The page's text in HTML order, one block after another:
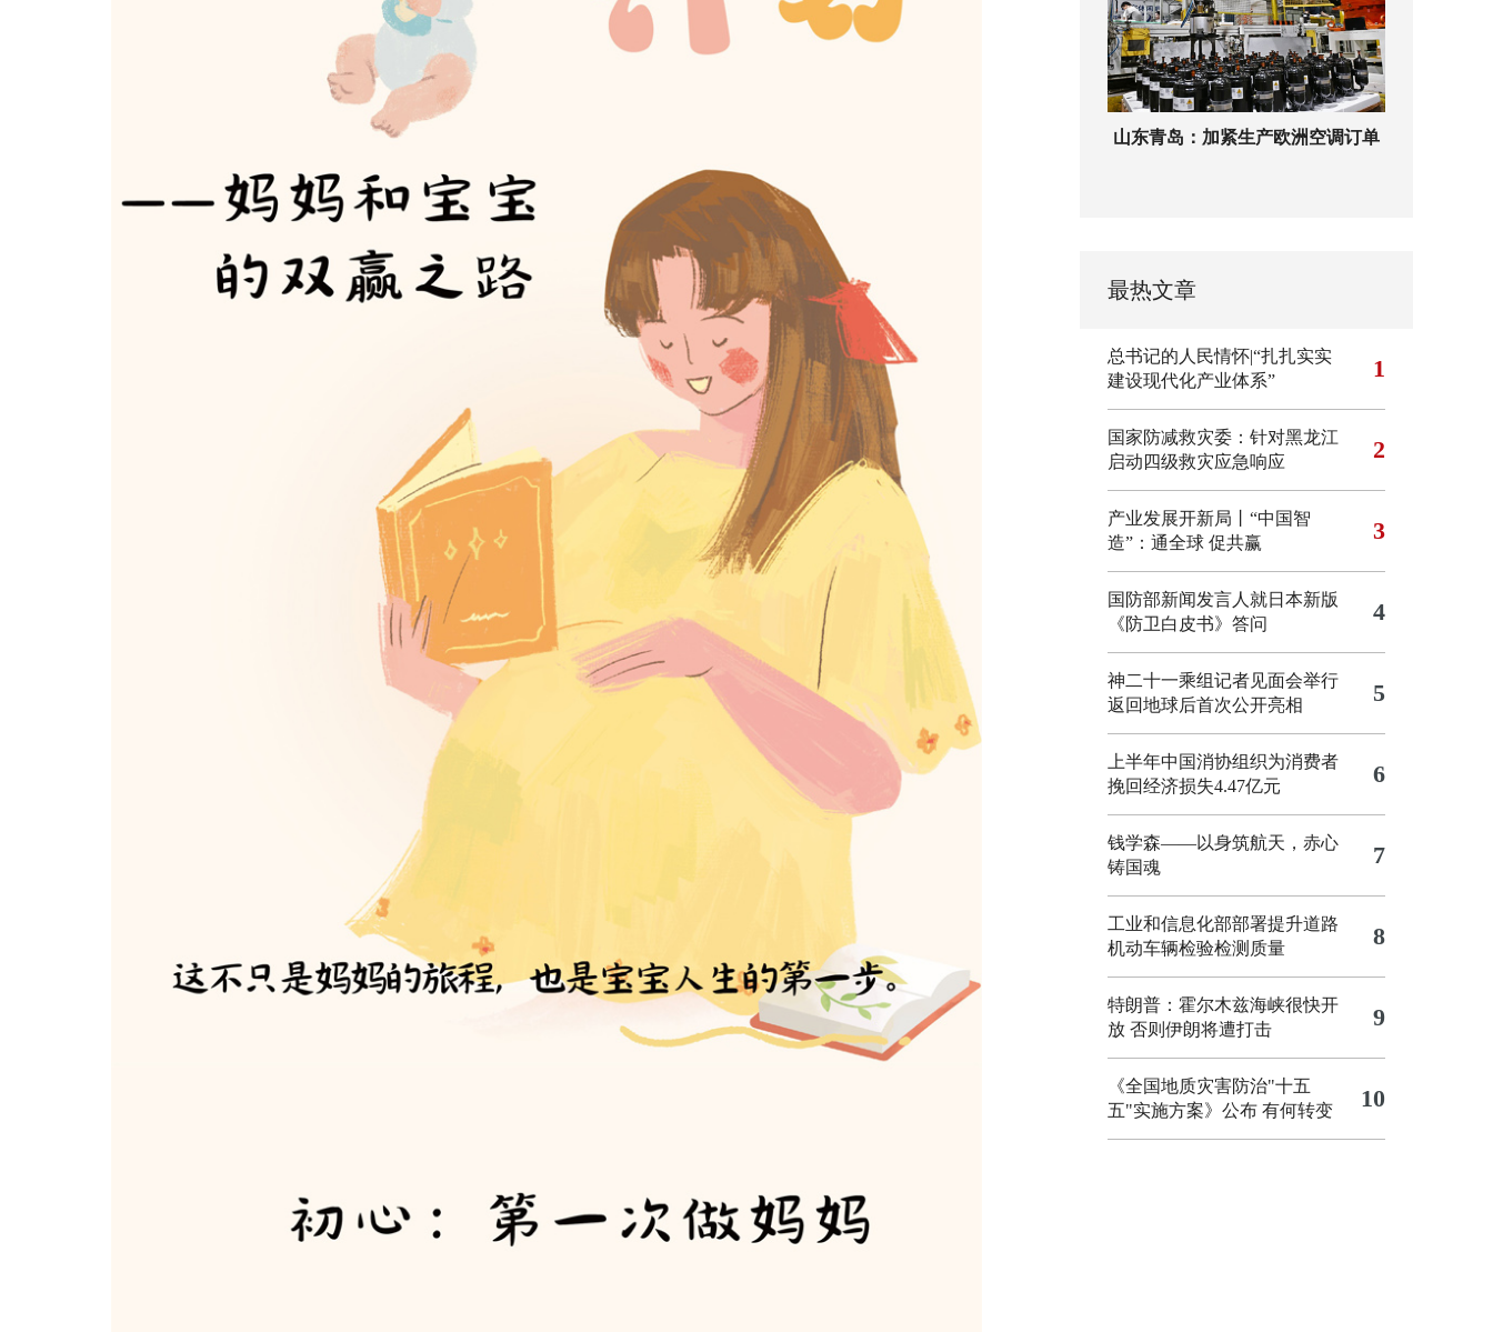
山东青岛：加紧生产欧洲空调订单
最热文章
总书记的人民情怀|“扎扎实实
建设现代化产业体系”
1
国家防减救灾委：针对黑龙江
启动四级救灾应急响应
2
产业发展开新局丨“中国智
造”：通全球 促共赢
3
国防部新闻发言人就日本新版
《防卫白皮书》答问
4
神二十一乘组记者见面会举行
返回地球后首次公开亮相
5
上半年中国消协组织为消费者
挽回经济损失4.47亿元
6
钱学森——以身筑航天，赤心
铸国魂
7
工业和信息化部部署提升道路
机动车辆检验检测质量
8
特朗普：霍尔木兹海峡很快开
放 否则伊朗将遭打击
9
《全国地质灾害防治"十五
五"实施方案》公布 有何转变
10